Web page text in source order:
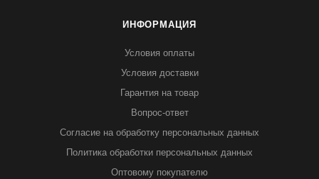
ИНФОРМАЦИЯ
Условия оплаты
Условия доставки
Гарантия на товар
Вопрос-ответ
Согласие на обработку персональных данных
Политика обработки персональных данных
Оптовому покупателю